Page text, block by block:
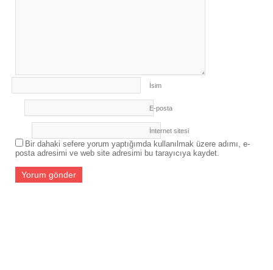
İsim
E-posta
İnternet sitesi
Bir dahaki sefere yorum yaptığımda kullanılmak üzere adımı, e-
posta adresimi ve web site adresimi bu tarayıcıya kaydet.